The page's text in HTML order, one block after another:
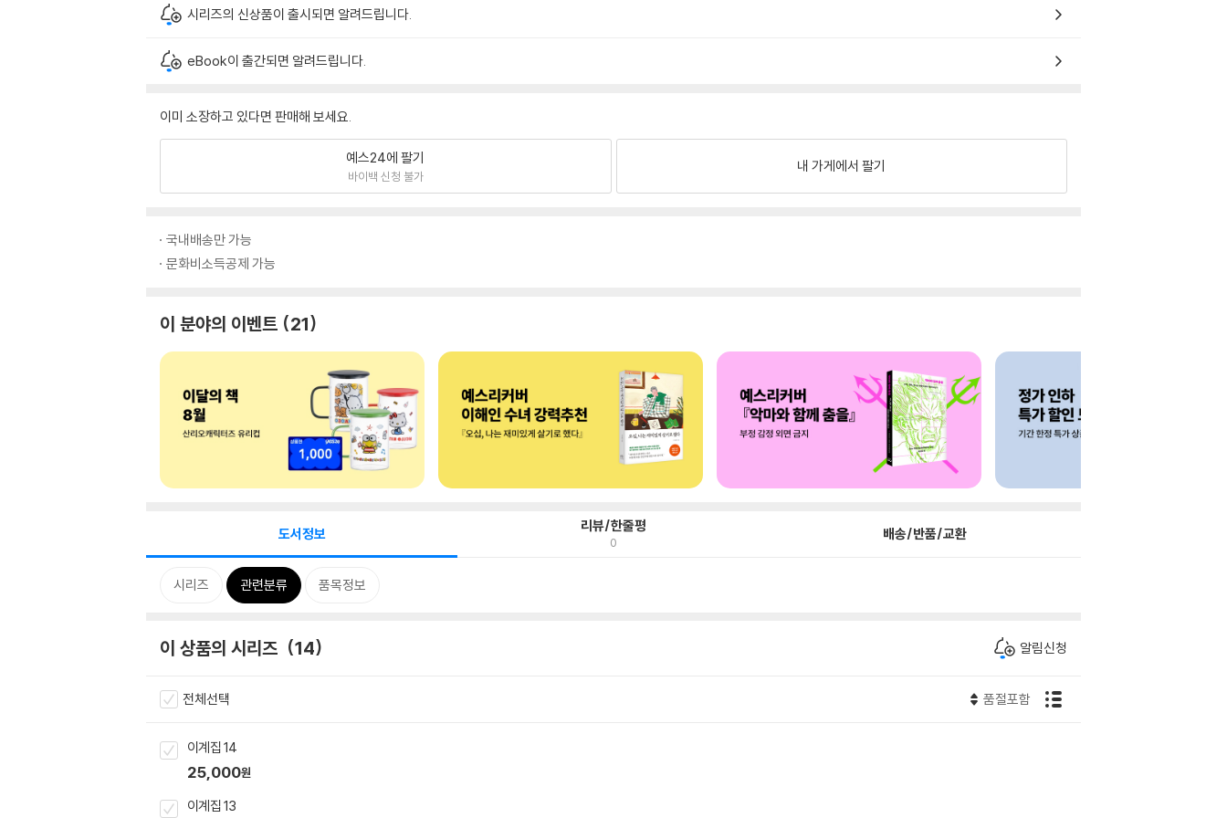
시리즈의 신상품이 출시되면 알려드립니다.
eBook이 출간되면 알려드립니다.
이미 소장하고 있다면 판매해 보세요.
예스24에 팔기
바이백 신청 불가
내 가게에서 팔기
국내배송만 가능
문화비소득공제 가능
이 분야의 이벤트 21
도서정보 리뷰/한줄평
0 배송/반품/교환
시리즈 관련분류 품목정보
이 상품의 시리즈 14 알림신청
전체선택 품절포함
이계집 14
25,000원
이계집 13